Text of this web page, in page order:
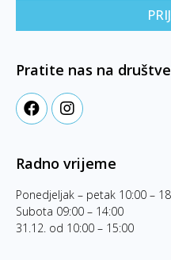
Pratite nas na
Radno vrijeme
Ponedjeljak – petak 10:00 –
Subota 09:00 – 14:00
31.12. od 10:00 – 15:00